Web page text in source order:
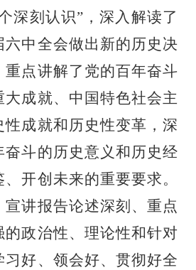
深刻认识”，深入解读了
六中全会做出新的历史决
重点讲解了党的百年奋斗
大成就、中国特色社会主
性成就和历史性变革，深
奋斗的历史意义和历史经
开创未来的重要要求。
讲报告论述深刻、重点
的政治性、理论性和针对
习好、领会好、贯彻好全